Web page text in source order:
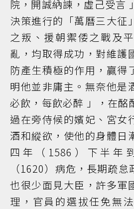
院，開誠納諫，虛己受言
決策進行的「萬曆三大征
之叛、援朝禦倭之戰及
亂，均取得成功，對維護
防產生積極的作用，贏得
明他並非庸主。無奈他是
必飲，每飲必醉 」，在酩
過在旁侍候的嬪妃、宮女
酒和縱欲，使他的身體日
四年（1586）下半年
（1620）病危，長期疏怠
也很少面見大臣，許多軍
理，官員的選拔任免無